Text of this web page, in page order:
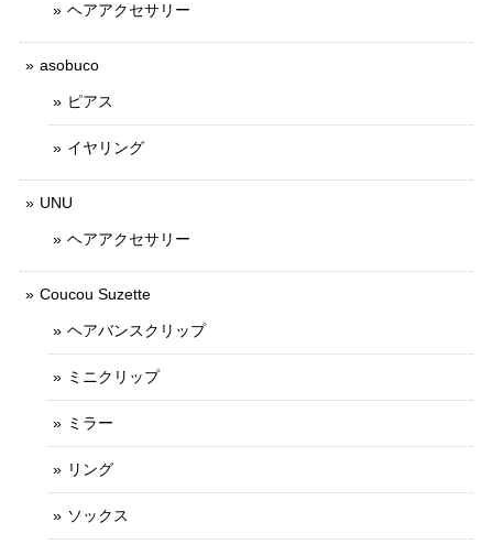
ヘアアクセサリー
asobuco
ピアス
イヤリング
UNU
ヘアアクセサリー
Coucou Suzette
ヘアバンスクリップ
ミニクリップ
ミラー
リング
ソックス